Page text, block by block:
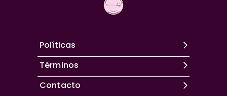
Políticas
Términos
Contacto